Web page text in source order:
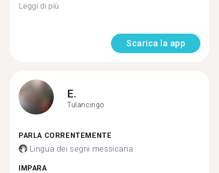
Leggi di più
Scarica la app
E.
Tulancingo
PARLA CORRENTEMENTE
Lingua dei segni messicana
IMPARA